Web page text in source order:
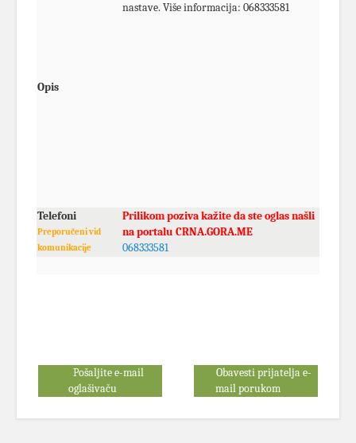
Opis
nastave. Više informacija: 068333581
Telefoni
Preporučeni vid
komunikacije
Prilikom poziva kažite da ste oglas našli
na portalu CRNA.GORA.ME
068333581
Pošaljite e-mail
oglašivaču
Obavesti prijatelja e-
mail porukom